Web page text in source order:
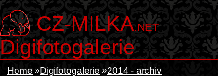
CZ-MILKA.NET
Digifotogalerie
Home Digifotogalerie
2014 - archiv